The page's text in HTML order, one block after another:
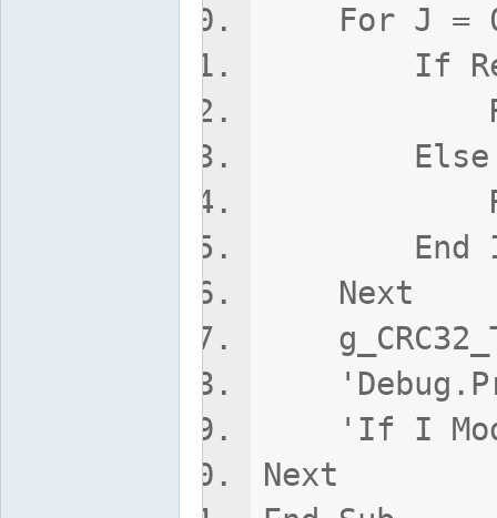
For J = 0
If
Else
End
Next
'If I Mod 4
Next